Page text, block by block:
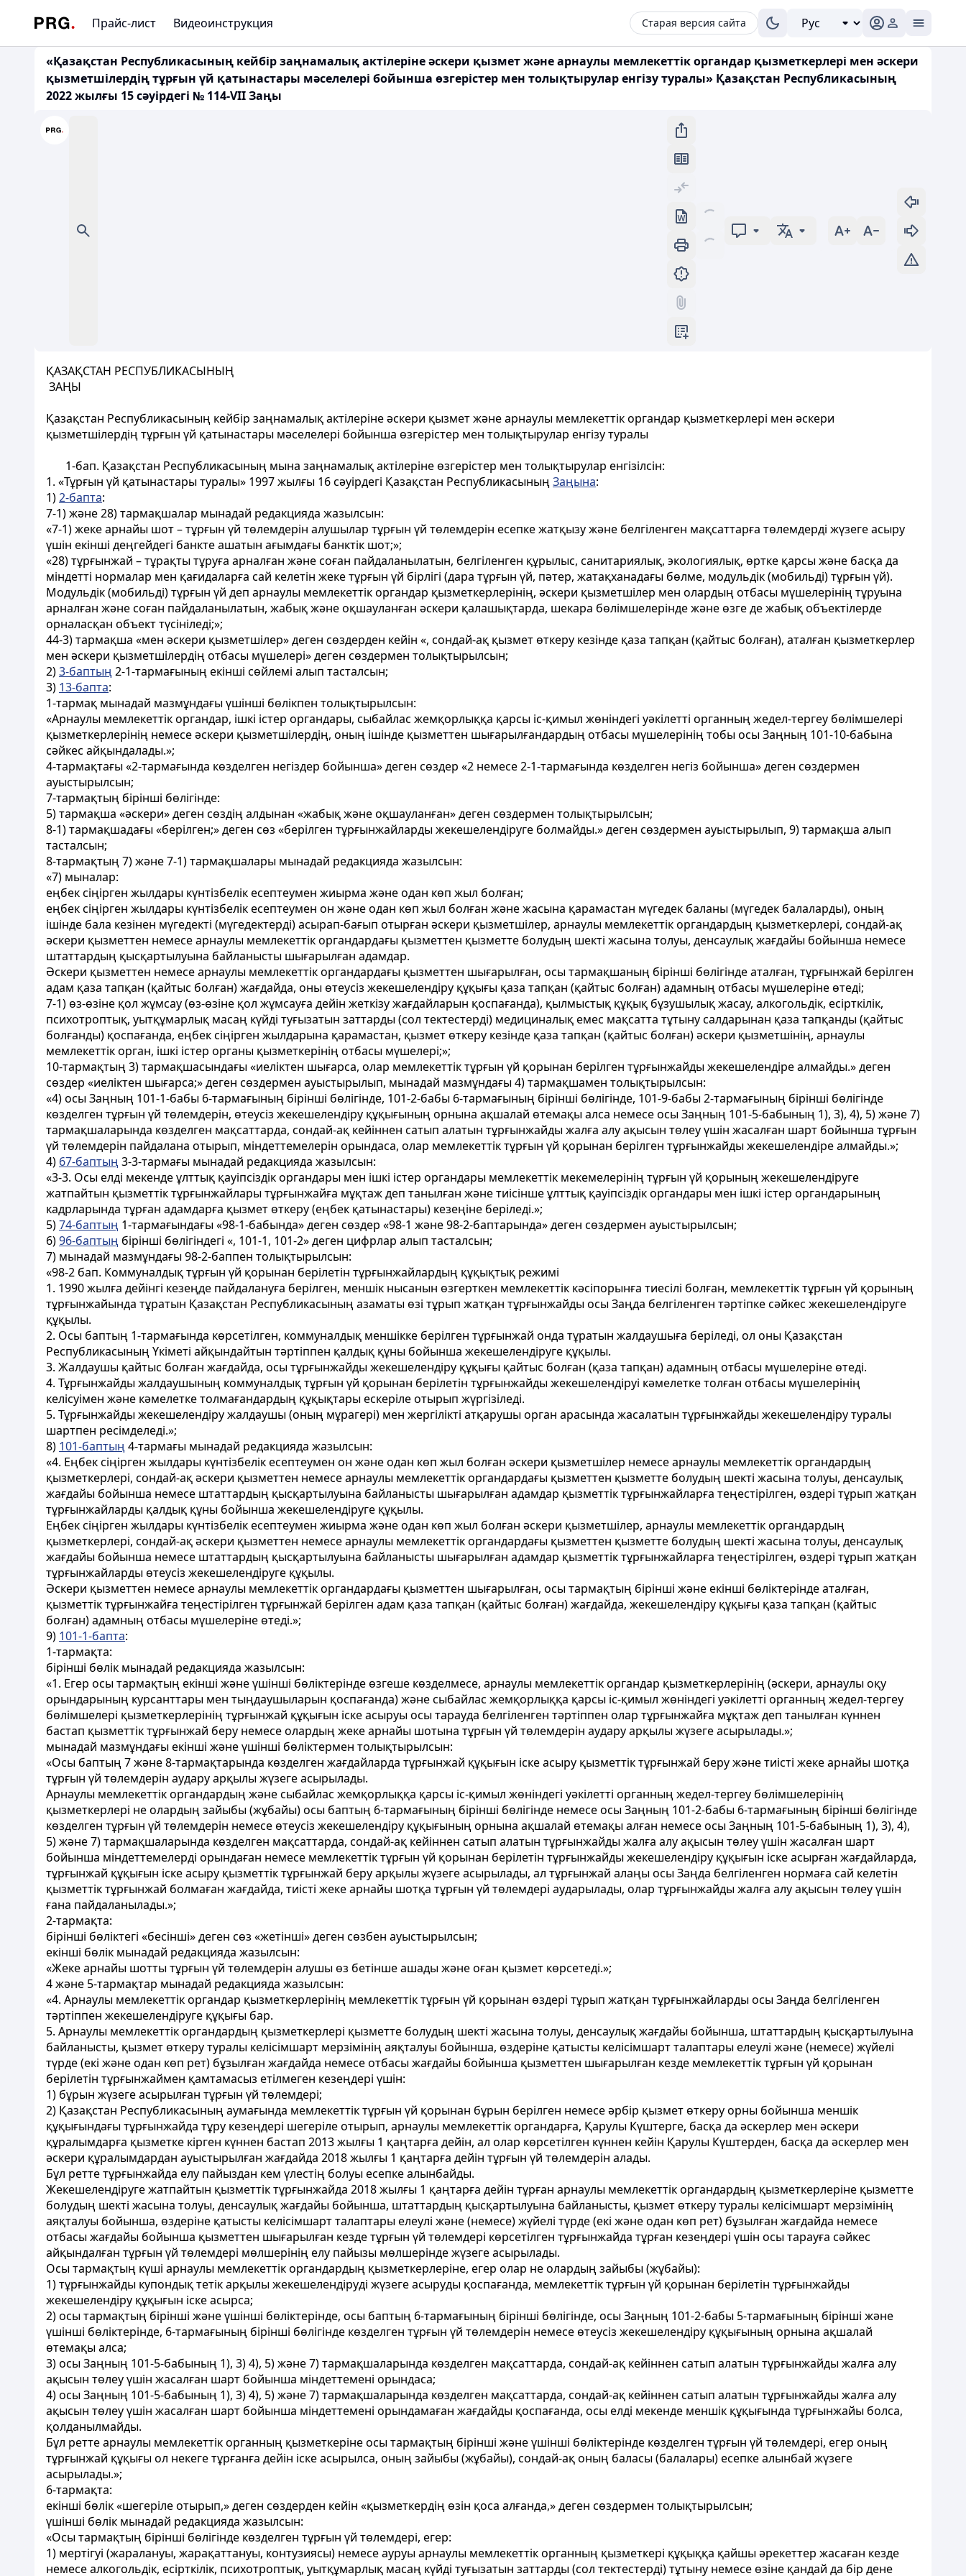
Прайс-лист Видеоинструкция Старая версия сайта
«Қазақстан Республикасының кейбір заңнамалық актілеріне әскери қызмет және арнаулы мемлекеттік органдар қызметкерлері мен әскери
қызметшілердің тұрғын үй қатынастары мәселелері бойынша өзгерістер мен толықтырулар енгізу туралы» Қазақстан Республикасының
2022 жылғы 15 сәуірдегі № 114-VII Заңы
ҚАЗАҚСТАН РЕСПУБЛИКАСЫНЫҢ
ЗАҢЫ
Қазақстан Республикасының кейбір заңнамалық актілеріне әскери қызмет және арнаулы мемлекеттік органдар қызметкерлері мен әскери
қызметшілердің тұрғын үй қатынастары мәселелері бойынша өзгерістер мен толықтырулар енгізу туралы
1-бап. Қазақстан Республикасының мына заңнамалық актілеріне өзгерістер мен толықтырулар енгізілсін:
1. «Тұрғын үй қатынастары туралы» 1997 жылғы 16 сәуiрдегi Қазақстан РеспубликасыныңЗаңына:
1)2-бапта:
7-1) және 28) тармақшалар мынадай редакцияда жазылсын:
«7-1) жеке арнайы шот – тұрғын үй төлемдерін алушылар тұрғын үй төлемдерін есепке жатқызу және белгіленген мақсаттарға төлемдерді жүзеге асыру
үшін екінші деңгейдегі банкте ашатын ағымдағы банктік шот;»;
«28) тұрғынжай – тұрақты тұруға арналған және соған пайдаланылатын, белгіленген құрылыс, санитариялық, экологиялық, өртке қарсы және басқа да
міндетті нормалар мен қағидаларға сай келетін жеке тұрғын үй бірлігі (дара тұрғын үй, пәтер, жатақханадағы бөлме, модульдік (мобильді) тұрғын үй).
Модульдік (мобильді) тұрғын үй деп арнаулы мемлекеттік органдар қызметкерлерінің, әскери қызметшілер мен олардың отбасы мүшелерінің тұруына
арналған және соған пайдаланылатын, жабық және оқшауланған әскери қалашықтарда, шекара бөлімшелерінде және өзге де жабық объектілерде
орналасқан объект түсініледі;»;
44-3) тармақша «мен әскери қызметшілер» деген сөздерден кейін «, сондай-ақ қызмет өткеру кезінде қаза тапқан (қайтыс болған), аталған қызметкерлер
мен әскери қызметшілердің отбасы мүшелері» деген сөздермен толықтырылсын;
2)3-баптың 2-1-тармағының екінші сөйлемі алып тасталсын;
3) 13-бапта:
1-тармақ мынадай мазмұндағы үшінші бөлікпен толықтырылсын:
«Арнаулы мемлекеттік органдар, ішкі істер органдары, сыбайлас жемқорлыққа қарсы іс-қимыл жөніндегі уәкілетті органның жедел-тергеу бөлімшелері
қызметкерлерінің немесе әскери қызметшілердің, оның ішінде қызметтен шығарылғандардың отбасы мүшелерінің тобы осы Заңның 101-10-бабына
сәйкес айқындалады.»;
4-тармақтағы «2-тармағында көзделген негіздер бойынша» деген сөздер «2 немесе 2-1-тармағында көзделген негіз бойынша» деген сөздермен
ауыстырылсын;
7-тармақтың бірінші бөлігінде:
5) тармақша «әскери» деген сөздің алдынан «жабық және оқшауланған» деген сөздермен толықтырылсын;
8-1) тармақшадағы «берілген;» деген сөз «берілген тұрғынжайларды жекешелендіруге болмайды.» деген сөздермен ауыстырылып, 9) тармақша алып
тасталсын;
8-тармақтың 7) және 7-1) тармақшалары мынадай редакцияда жазылсын:
«7) мыналар:
еңбек сiңiрген жылдары күнтiзбелік есептеумен жиырма және одан көп жыл болған;
еңбек сіңірген жылдары күнтізбелік есептеумен он және одан көп жыл болған және жасына қарамастан мүгедек баланы (мүгедек балаларды), оның
ішінде бала кезінен мүгедекті (мүгедектерді) асырап-бағып отырған әскери қызметшілер, арнаулы мемлекеттік органдардың қызметкерлері, сондай-ақ
әскери қызметтен немесе арнаулы мемлекеттік органдардағы қызметтен қызметте болудың шекті жасына толуы, денсаулық жағдайы бойынша немесе
штаттардың қысқартылуына байланысты шығарылған адамдар.
Әскери қызметтен немесе арнаулы мемлекеттік органдардағы қызметтен шығарылған, осы тармақшаның бірінші бөлігінде аталған, тұрғынжай берілген
адам қаза тапқан (қайтыс болған) жағдайда, оны өтеусіз жекешелендіру құқығы қаза тапқан (қайтыс болған) адамның отбасы мүшелеріне өтеді;
7-1) өз-өзіне қол жұмсау (өз-өзіне қол жұмсауға дейін жеткізу жағдайларын қоспағанда), қылмыстық құқық бұзушылық жасау, алкогольдік, есірткілік,
психотроптық, уытқұмарлық масаң күйді туғызатын заттарды (сол тектестерді) медициналық емес мақсатта тұтыну салдарынан қаза тапқанды (қайтыс
болғанды) қоспағанда, еңбек сіңірген жылдарына қарамастан, қызмет өткеру кезінде қаза тапқан (қайтыс болған) әскери қызметшінің, арнаулы
мемлекеттік орган, ішкі істер органы қызметкерінің отбасы мүшелері;»;
10-тармақтың 3) тармақшасындағы «иеліктен шығарса, олар мемлекеттік тұрғын үй қорынан берілген тұрғынжайды жекешелендіре алмайды.» деген
сөздер «иеліктен шығарса;» деген сөздермен ауыстырылып, мынадай мазмұндағы 4) тармақшамен толықтырылсын:
«4) осы Заңның 101-1-бабы 6-тармағының бірінші бөлігінде, 101-2-бабы 6-тармағының бірінші бөлігінде, 101-9-бабы 2-тармағының бірінші бөлігінде
көзделген тұрғын үй төлемдерін, өтеусіз жекешелендіру құқығының орнына ақшалай өтемақы алса немесе осы Заңның 101-5-бабының 1), 3), 4), 5) және 7)
тармақшаларында көзделген мақсаттарда, сондай-ақ кейіннен сатып алатын тұрғынжайды жалға алу ақысын төлеу үшін жасалған шарт бойынша тұрғын
үй төлемдерін пайдалана отырып, міндеттемелерін орындаса, олар мемлекеттік тұрғын үй қорынан берілген тұрғынжайды жекешелендіре алмайды.»;
4) 67-баптың 3-3-тармағы мынадай редакцияда жазылсын:
«3-3. Осы елді мекенде ұлттық қауіпсіздік органдары мен ішкі істер органдары мемлекеттік мекемелерінің тұрғын үй қорының жекешелендіруге
жатпайтын қызметтік тұрғынжайлары тұрғынжайға мұқтаж деп танылған және тиісінше ұлттық қауіпсіздік органдары мен ішкі істер органдарының
кадрларында тұрған адамдарға қызмет өткеру (еңбек қатынастары) кезеңіне беріледі.»;
5)74-баптың 1-тармағындағы «98-1-бабында» деген сөздер «98-1 және 98-2-баптарында» деген сөздермен ауыстырылсын;
6)96-баптың бірінші бөлігіндегі «, 101-1, 101-2» деген цифрлар алып тасталсын;
7) мынадай мазмұндағы 98-2-баппен толықтырылсын:
«98-2 бап. Коммуналдық тұрғын үй қорынан берілетін тұрғынжайлардың құқықтық режимі
1. 1990 жылға дейінгі кезеңде пайдалануға берілген, меншік нысанын өзгерткен мемлекеттік кәсіпорынға тиесілі болған, мемлекеттік тұрғын үй қорының
тұрғынжайында тұратын Қазақстан Республикасының азаматы өзі тұрып жатқан тұрғынжайды осы Заңда белгіленген тәртіпке сәйкес жекешелендіруге
құқылы.
2. Осы баптың 1-тармағында көрсетілген, коммуналдық меншікке берілген тұрғынжай онда тұратын жалдаушыға беріледі, ол оны Қазақстан
Республикасының Үкіметі айқындайтын тәртіппен қалдық құны бойынша жекешелендіруге құқылы.
3. Жалдаушы қайтыс болған жағдайда, осы тұрғынжайды жекешелендіру құқығы қайтыс болған (қаза тапқан) адамның отбасы мүшелеріне өтеді.
4. Тұрғынжайды жалдаушының коммуналдық тұрғын үй қорынан берілетін тұрғынжайды жекешелендіруі кәмелетке толған отбасы мүшелерінің
келісуімен және кәмелетке толмағандардың құқықтары ескеріле отырып жүргізіледі.
5. Тұрғынжайды жекешелендіру жалдаушы (оның мұрагері) мен жергілікті атқарушы орган арасында жасалатын тұрғынжайды жекешелендіру туралы
шартпен ресімделеді.»;
8) 101-баптың 4-тармағы мынадай редакцияда жазылсын:
«4. Еңбек сiңiрген жылдары күнтiзбелік есептеумен он және одан көп жыл болған әскери қызметшілер немесе арнаулы мемлекеттік органдардың
қызметкерлері, сондай-ақ әскери қызметтен немесе арнаулы мемлекеттік органдардағы қызметтен қызметте болудың шекті жасына толуы, денсаулық
жағдайы бойынша немесе штаттардың қысқартылуына байланысты шығарылған адамдар қызметтік тұрғынжайларға теңестірілген, өздері тұрып жатқан
тұрғынжайларды қалдық құны бойынша жекешелендіруге құқылы.
Еңбек сiңiрген жылдары күнтiзбелік есептеумен жиырма және одан көп жыл болған әскери қызметшілер, арнаулы мемлекеттік органдардың
қызметкерлері, сондай-ақ әскери қызметтен немесе арнаулы мемлекеттік органдардағы қызметтен қызметте болудың шекті жасына толуы, денсаулық
жағдайы бойынша немесе штаттардың қысқартылуына байланысты шығарылған адамдар қызметтік тұрғынжайларға теңестірілген, өздері тұрып жатқан
тұрғынжайларды өтеусіз жекешелендіруге құқылы.
Әскери қызметтен немесе арнаулы мемлекеттік органдардағы қызметтен шығарылған, осы тармақтың бірінші және екінші бөліктерінде аталған,
қызметтік тұрғынжайға теңестірілген тұрғынжай берілген адам қаза тапқан (қайтыс болған) жағдайда, жекешелендіру құқығы қаза тапқан (қайтыс
болған) адамның отбасы мүшелеріне өтеді.»;
9) 101-1-бапта:
1-тармақта:
бірінші бөлік мынадай редакцияда жазылсын:
«1. Егер осы тармақтың екінші және үшінші бөліктерінде өзгеше көзделмесе, арнаулы мемлекеттік органдар қызметкерлерінің (әскери, арнаулы оқу
орындарының курсанттары мен тыңдаушыларын қоспағанда) және сыбайлас жемқорлыққа қарсы іс-қимыл жөніндегі уәкілетті органның жедел-тергеу
бөлімшелері қызметкерлерінің тұрғынжай құқығын іске асыруы осы тарауда белгіленген тәртіппен олар тұрғынжайға мұқтаж деп танылған күннен
бастап қызметтік тұрғынжай беру немесе олардың жеке арнайы шотына тұрғын үй төлемдерін аудару арқылы жүзеге асырылады.»;
мынадай мазмұндағы екінші және үшінші бөліктермен толықтырылсын:
«Осы баптың 7 және 8-тармақтарында көзделген жағдайларда тұрғынжай құқығын іске асыру қызметтік тұрғынжай беру және тиісті жеке арнайы шотқа
тұрғын үй төлемдерін аудару арқылы жүзеге асырылады.
Арнаулы мемлекеттік органдардың және сыбайлас жемқорлыққа қарсы іс-қимыл жөніндегі уәкілетті органның жедел-тергеу бөлімшелерінің
қызметкерлері не олардың зайыбы (жұбайы) осы баптың 6-тармағының бірінші бөлігінде немесе осы Заңның 101-2-бабы 6-тармағының бірінші бөлігінде
көзделген тұрғын үй төлемдерін немесе өтеусіз жекешелендіру құқығының орнына ақшалай өтемақы алған немесе осы Заңның 101-5-бабының 1), 3), 4),
5) және 7) тармақшаларында көзделген мақсаттарда, сондай-ақ кейіннен сатып алатын тұрғынжайды жалға алу ақысын төлеу үшін жасалған шарт
бойынша міндеттемелерді орындаған немесе мемлекеттік тұрғын үй қорынан берілетін тұрғынжайды жекешелендіру құқығын іске асырған жағдайларда,
тұрғынжай құқығын іске асыру қызметтік тұрғынжай беру арқылы жүзеге асырылады, ал тұрғынжай алаңы осы Заңда белгіленген нормаға сай келетін
қызметтік тұрғынжай болмаған жағдайда, тиісті жеке арнайы шотқа тұрғын үй төлемдері аударылады, олар тұрғынжайды жалға алу ақысын төлеу үшін
ғана пайдаланылады.»;
2-тармақта:
бірінші бөліктегі «бесінші» деген сөз «жетінші» деген сөзбен ауыстырылсын;
екінші бөлік мынадай редакцияда жазылсын:
«Жеке арнайы шотты тұрғын үй төлемдерін алушы өз бетінше ашады және оған қызмет көрсетеді.»;
4 және 5-тармақтар мынадай редакцияда жазылсын:
«4. Арнаулы мемлекеттік органдар қызметкерлерінің мемлекеттік тұрғын үй қорынан өздері тұрып жатқан тұрғынжайларды осы Заңда белгіленген
тәртіппен жекешелендіруге құқығы бар.
5. Арнаулы мемлекеттік органдардың қызметкерлері қызметте болудың шекті жасына толуы, денсаулық жағдайы бойынша, штаттардың қысқартылуына
байланысты, қызмет өткеру туралы келісімшарт мерзімінің аяқталуы бойынша, өздеріне қатысты келісімшарт талаптары елеулі және (немесе) жүйелі
түрде (екі және одан көп рет) бұзылған жағдайда немесе отбасы жағдайы бойынша қызметтен шығарылған кезде мемлекеттік тұрғын үй қорынан
берілетін тұрғынжаймен қамтамасыз етілмеген кезеңдері үшін:
1) бұрын жүзеге асырылған тұрғын үй төлемдері;
2) Қазақстан Республикасының аумағында мемлекеттік тұрғын үй қорынан бұрын берілген немесе әрбір қызмет өткеру орны бойынша меншік
құқығындағы тұрғынжайда тұру кезеңдері шегеріле отырып, арнаулы мемлекеттік органдарға, Қарулы Күштерге, басқа да әскерлер мен әскери
құралымдарға қызметке кірген күннен бастап 2013 жылғы 1 қаңтарға дейін, ал олар көрсетілген күннен кейін Қарулы Күштерден, басқа да әскерлер мен
әскери құралымдардан ауыстырылған жағдайда 2018 жылғы 1 қаңтарға дейін тұрғын үй төлемдерін алады.
Бұл ретте тұрғынжайда елу пайыздан кем үлестің болуы есепке алынбайды.
Жекешелендіруге жатпайтын қызметтік тұрғынжайда 2018 жылғы 1 қаңтарға дейін тұрған арнаулы мемлекеттік органдардың қызметкерлеріне қызметте
болудың шекті жасына толуы, денсаулық жағдайы бойынша, штаттардың қысқартылуына байланысты, қызмет өткеру туралы келісімшарт мерзімінің
аяқталуы бойынша, өздеріне қатысты келісімшарт талаптары елеулі және (немесе) жүйелі түрде (екі және одан көп рет) бұзылған жағдайда немесе
отбасы жағдайы бойынша қызметтен шығарылған кезде тұрғын үй төлемдері көрсетілген тұрғынжайда тұрған кезеңдері үшін осы тарауға сәйкес
айқындалған тұрғын үй төлемдері мөлшерінің елу пайызы мөлшерінде жүзеге асырылады.
Осы тармақтың күші арнаулы мемлекеттік органдардың қызметкерлеріне, егер олар не олардың зайыбы (жұбайы):
1) тұрғынжайды купондық тетік арқылы жекешелендіруді жүзеге асыруды қоспағанда, мемлекеттік тұрғын үй қорынан берілетін тұрғынжайды
жекешелендіру құқығын іске асырса;
2) осы тармақтың бірінші және үшінші бөліктерінде, осы баптың 6-тармағының бірінші бөлігінде, осы Заңның 101-2-бабы 5-тармағының бірінші және
үшінші бөліктерінде, 6-тармағының бірінші бөлігінде көзделген тұрғын үй төлемдерін немесе өтеусіз жекешелендіру құқығының орнына ақшалай
өтемақы алса;
3) осы Заңның 101-5-бабының 1), 3) 4), 5) және 7) тармақшаларында көзделген мақсаттарда, сондай-ақ кейіннен сатып алатын тұрғынжайды жалға алу
ақысын төлеу үшін жасалған шарт бойынша міндеттемені орындаса;
4) осы Заңның 101-5-бабының 1), 3) 4), 5) және 7) тармақшаларында көзделген мақсаттарда, сондай-ақ кейіннен сатып алатын тұрғынжайды жалға алу
ақысын төлеу үшін жасалған шарт бойынша міндеттемені орындамаған жағдайды қоспағанда, осы елді мекенде меншік құқығында тұрғынжайы болса,
қолданылмайды.
Бұл ретте арнаулы мемлекеттік органның қызметкеріне осы тармақтың бірінші және үшінші бөліктерінде көзделген тұрғын үй төлемдері, егер оның
тұрғынжай құқығы ол некеге тұрғанға дейін іске асырылса, оның зайыбы (жұбайы), сондай-ақ оның баласы (балалары) есепке алынбай жүзеге
асырылады.»;
6-тармақта:
екінші бөлік «шегеріле отырып,» деген сөздерден кейін «қызметкердің өзін қоса алғанда,» деген сөздермен толықтырылсын;
үшінші бөлік мынадай редакцияда жазылсын:
«Осы тармақтың бірінші бөлігінде көзделген тұрғын үй төлемдері, егер:
1) мертігуі (жаралануы, жарақаттануы, контузиясы) немесе ауруы арнаулы мемлекеттік органның қызметкері құқыққа қайшы әрекеттер жасаған кезде
немесе алкогольдік, есірткілік, психотроптық, уытқұмарлық масаң күйді туғызатын заттарды (сол тектестерді) тұтыну немесе өзіне қандай да бір дене